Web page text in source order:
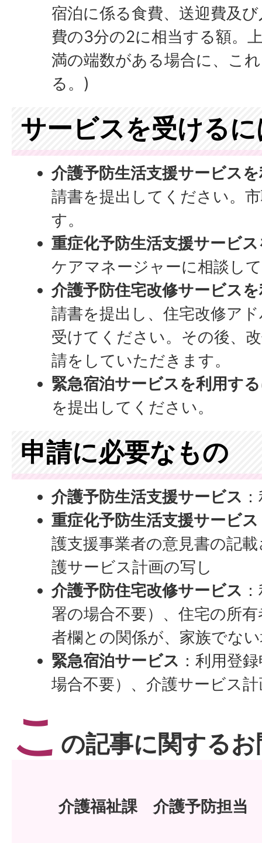
宿泊に係る食費、送迎費及
費の3分の2に相当する額。
満の端数がある場合に、こ
る。)
サービスを受ける
介護予防生活支援サービス
請書を提出してください。
す。
重症化予防生活支援サービ
ケアマネージャーに相談し
介護予防住宅改修サービス
請書を提出し、住宅改修ア
受けてください。その後、
請をしていただきます。
緊急宿泊サービスを利用す
を提出してください。
申請に必要なもの
介護予防生活支援サービス
重症化予防生活支援サービス
護支援事業者の意見書の記
護サービス計画の写し
介護予防住宅改修サービス
署の場合不要）、住宅の所
者欄との関係が、家族でな
緊急宿泊サービス ：利用登
場合不要）、介護サービス
こ の記事に関する
介護福祉課 介護予防担当